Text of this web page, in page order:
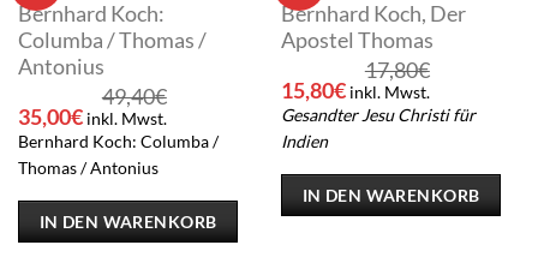
Bernhard Koch:
Columba / Thomas /
Antonius
49,40€
Ursprünglicher
Preis
war:
49,40€
35,00€Aktueller
Preis
ist:
35,00€.
inkl. Mwst.
Bernhard Koch: Columba /
Thomas / Antonius
IN DEN WARENKORB
Bernhard Koch, Der
Apostel Thomas
17,80€
Ursprünglicher
Preis
war:
17,80€
15,80€Aktueller
Preis
inkl. Mwst.
Gesandter Jesu Christi für
Indien
IN DEN WARENKORB